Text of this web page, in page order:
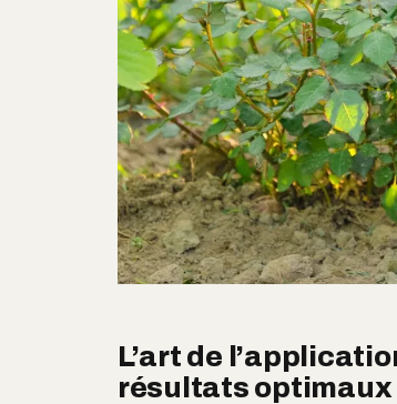
L’art de
résultats optimaux